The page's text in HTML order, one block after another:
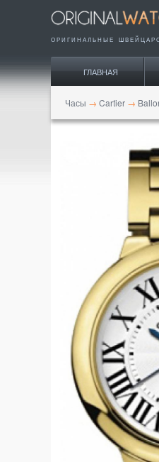
ОРИГИНАЛЬНЫЕ
ГЛАВНАЯ
Часы → Cartier →